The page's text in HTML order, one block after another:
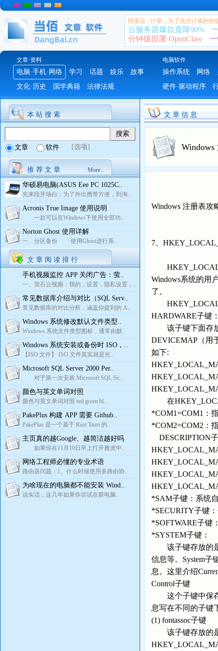
阿里云 - 计算，为了无法计算的价
云服务器爆款直降90%
分钟级部署 OpenClaw
文章·资料 电脑软件
电脑·手机·网络 学习 话题 娱乐
故事
文化·历史
国学典籍 法律法规
操作系统 网络
硬件·驱动程序
本 站 搜 索
文章 软件 [选项]
推 荐 文 章 More...
华硕易电脑(ASUS Eee PC 1025C..
先来段开场白：为了外出携带方便，到淘..
Acronis True Image 使用说明
一款可以在Windows下使用全部功..
Norton Ghost 使用详解
一、分区备份 使用Ghost进行系..
文 章 阅 读 排 行
手机视频监控 APP 关闭广告：萤..
一、萤石云视频：我的，设置，隐私设置，..
常见数据库介绍与对比（SQL Serv..
常见数据库的对比分析，涵盖你提到的 A..
Windows 系统修改默认文件类型..
Windows 系统文件类型图标，通常由默..
Windows 系统安装或备份时 ISO，..
【ISO 文件】 ISO 文件其实就是光..
Microsoft SQL Server 2000 Per..
对于第一次安装 Microsoft SQL Se..
颜色与英文单词对照
颜色与英文单词对照 red green bl..
PakePlus 构建 APP 需要 Github..
PakePlus 是一个基于 Rust Tauri 的..
主页真的越Google、越简洁越好吗
如果你在11月10日早上打开雅虎中..
网络工程师必懂的专业术语
路由器问题：1、什么时候使用多路由协..
为啥现在的电脑都不能安装 Wind..
说实话，这几年如果你尝试在新电脑..
文 章 信 息
Windows 注册表攻
7、
Windows系统的用
了。
HARDWARE子键
该子键下面存放
DEVICEMAP（用
如下:
在
*COM1=COM1：
*COM2=COM2：
DESCRIPTION
*SAM子键：系统
*SECURITY子键
*SOFTWARE子键
*SYSTEM子键：
该子键存放的是
信息等。System子
息。这里介绍
Control子键
这个子键中保存
息写在不同的子键
(1) fontassoc子键
该子键存放的是